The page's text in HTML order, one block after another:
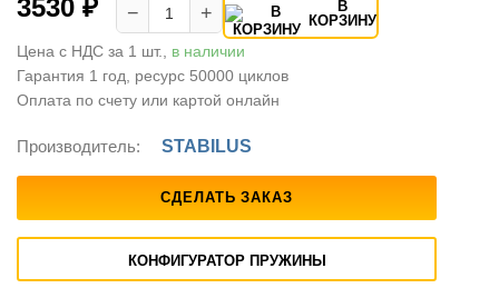
3530 ₽ − +
В
КОРЗИНУ
Цена с НДС за 1 шт., в наличии
Гарантия 1 год, ресурс 50000 циклов
Оплата по счету или картой онлайн
Производитель: STABILUS
СДЕЛАТЬ ЗАКАЗ
КОНФИГУРАТОР ПРУЖИНЫ